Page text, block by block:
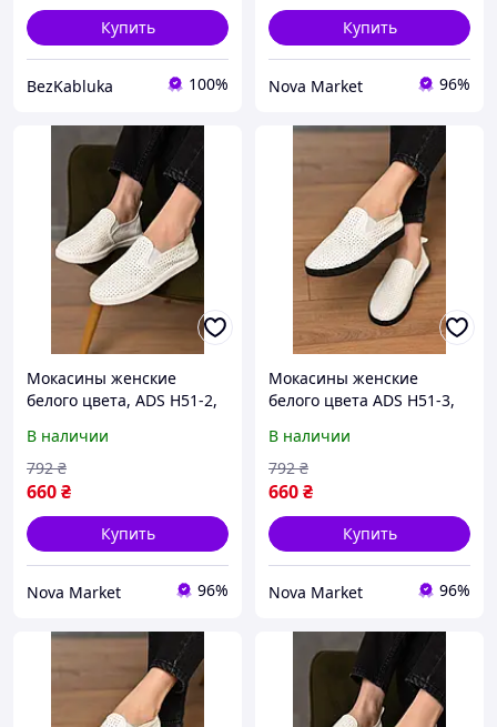
Купить
BezKabluka 100%
Купить
Nova Market 96%
Мокасины женские
белого цвета, ADS Н51-2,
подошва, удобная
посадка.
В наличии
660₴
792 ₴
Купить
Nova Market 96%
Мокасины женские
белого цвета ADS Н51-3,
23,7 см, полнота ноги 7,5
см
В наличии
660₴
792 ₴
Купить
Nova Market 96%